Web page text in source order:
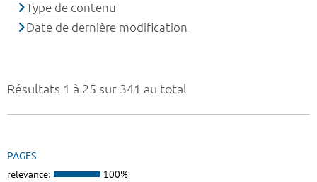
Résultats 1 à 25 sur 341 au total
PAGES
relevance: 100%
Type de contenu
Date de dernière modification